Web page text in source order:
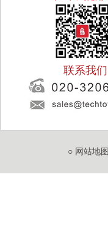
联系我们
○ 网站地图